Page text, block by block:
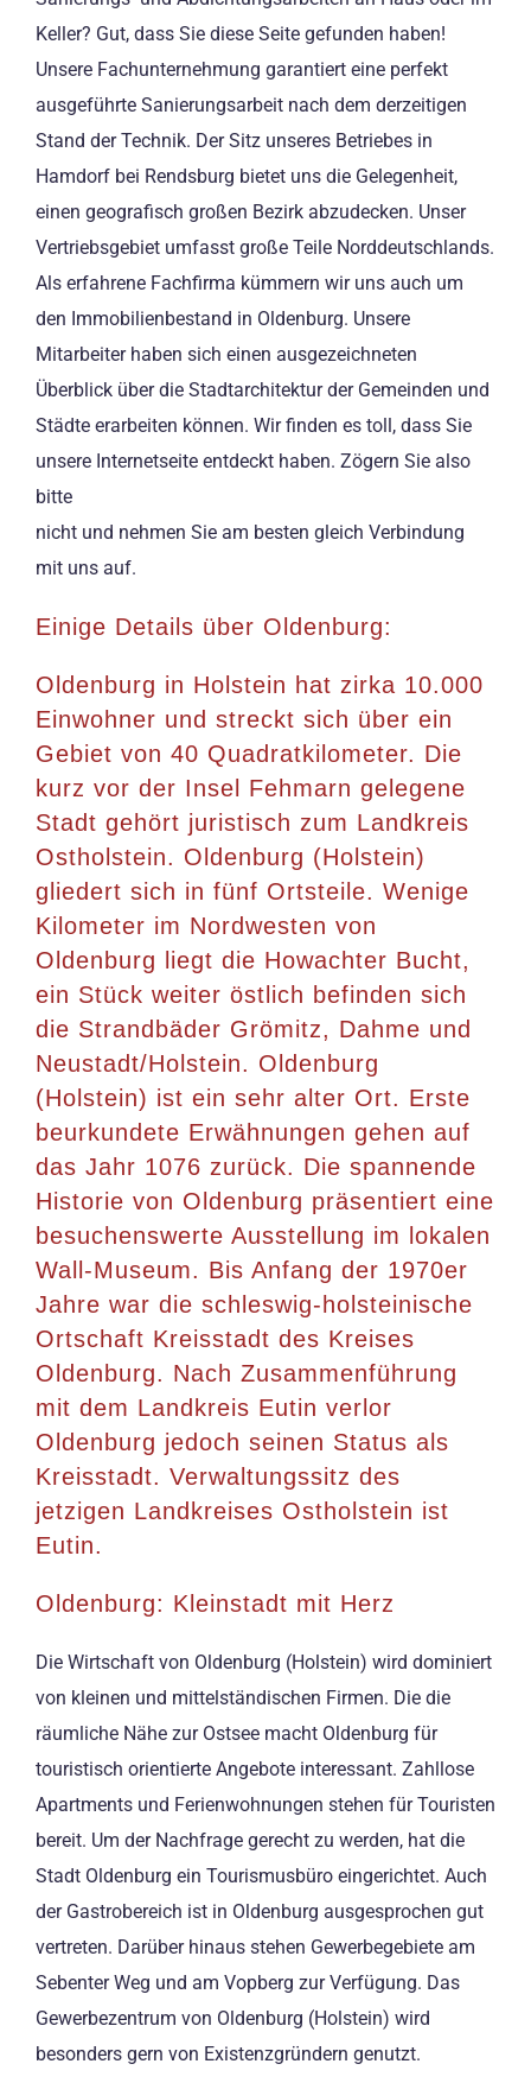
Keller? Gut, dass Sie diese Seite gefunden haben!
Unsere Fachunternehmung garantiert eine perfekt
ausgeführte Sanierungsarbeit nach dem derzeitigen
Stand der Technik. Der Sitz unseres Betriebes in
Hamdorf bei Rendsburg bietet uns die Gelegenheit,
einen geografisch großen Bezirk abzudecken. Unser
Vertriebsgebiet umfasst große Teile Norddeutschlands.
Als erfahrene Fachfirma kümmern wir uns auch um
den Immobilienbestand in Oldenburg. Unsere
Mitarbeiter haben sich einen ausgezeichneten
Überblick über die Stadtarchitektur der Gemeinden und
Städte erarbeiten können. Wir finden es toll, dass Sie
unsere Internetseite entdeckt haben. Zögern Sie also
bitte
nicht und nehmen Sie am besten gleich Verbindung
mit uns auf.
Einige Details über Oldenburg:
Oldenburg in Holstein hat zirka 10.000
Einwohner und streckt sich über ein
Gebiet von 40 Quadratkilometer. Die
kurz vor der Insel Fehmarn gelegene
Stadt gehört juristisch zum Landkreis
Ostholstein. Oldenburg (Holstein)
gliedert sich in fünf Ortsteile. Wenige
Kilometer im Nordwesten von
Oldenburg liegt die Howachter Bucht,
ein Stück weiter östlich befinden sich
die Strandbäder Grömitz, Dahme und
Neustadt/Holstein. Oldenburg
(Holstein) ist ein sehr alter Ort. Erste
beurkundete Erwähnungen gehen auf
das Jahr 1076 zurück. Die spannende
Historie von Oldenburg präsentiert eine
besuchenswerte Ausstellung im lokalen
Wall-Museum. Bis Anfang der 1970er
Jahre war die schleswig-holsteinische
Ortschaft Kreisstadt des Kreises
Oldenburg. Nach Zusammenführung
mit dem Landkreis Eutin verlor
Oldenburg jedoch seinen Status als
Kreisstadt. Verwaltungssitz des
jetzigen Landkreises Ostholstein ist
Eutin.
Oldenburg: Kleinstadt mit Herz
Die Wirtschaft von Oldenburg (Holstein) wird dominiert
von kleinen und mittelständischen Firmen. Die die
räumliche Nähe zur Ostsee macht Oldenburg für
touristisch orientierte Angebote interessant. Zahllose
Apartments und Ferienwohnungen stehen für Touristen
bereit. Um der Nachfrage gerecht zu werden, hat die
Stadt Oldenburg ein Tourismusbüro eingerichtet. Auch
der Gastrobereich ist in Oldenburg ausgesprochen gut
vertreten. Darüber hinaus stehen Gewerbegebiete am
Sebenter Weg und am Vopberg zur Verfügung. Das
Gewerbezentrum von Oldenburg (Holstein) wird
besonders gern von Existenzgründern genutzt.